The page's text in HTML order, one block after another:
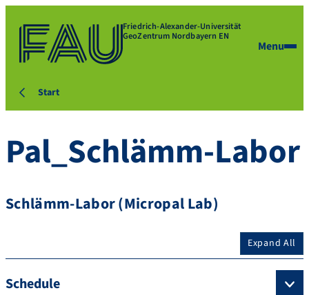
Friedrich-Alexander-Universität
GeoZentrum Nordbayern EN
Menu
Start
Pal_Schlämm-Labor
Schlämm-Labor (Micropal Lab)
Expand All
Schedule